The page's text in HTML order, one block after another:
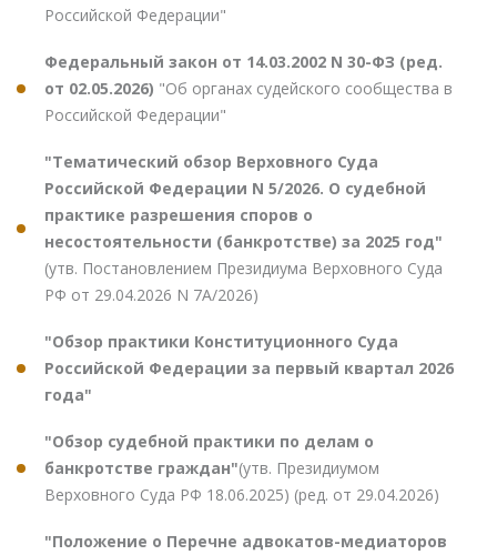
Российской Федерации"
Федеральный закон от 14.03.2002 N 30-ФЗ (ред.
от 02.05.2026) "Об органах судейского сообщества в
Российской Федерации"
"Тематический обзор Верховного Суда
Российской Федерации N 5/2026. О судебной
практике разрешения споров о
несостоятельности (банкротстве) за 2025 год"
(утв. Постановлением Президиума Верховного Суда
РФ от 29.04.2026 N 7А/2026)
"Обзор практики Конституционного Суда
Российской Федерации за первый квартал 2026
года"
"Обзор судебной практики по делам о
банкротстве граждан"(утв. Президиумом
Верховного Суда РФ 18.06.2025) (ред. от 29.04.2026)
"Положение о Перечне адвокатов-медиаторов